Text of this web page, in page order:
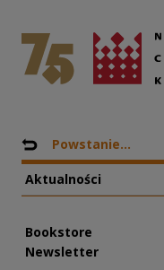
National Centre for
Nawigacja
Back to: Projekty
Powstanie...
Aktualności
Bookstore
Newsletter